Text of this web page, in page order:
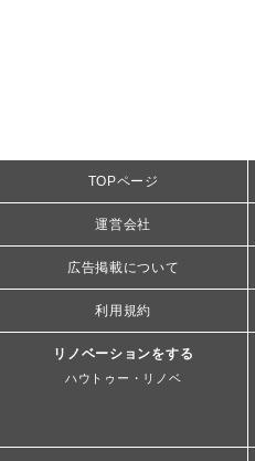
TOPページ
運営会社
広告掲載について
利用規約
リノベーションをする
ハウトゥー・リノベ